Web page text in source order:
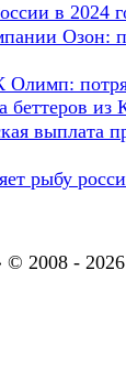
в 2024
Озон:
Олимп:
беттеров из
выплата
рыбу
© 2008 -